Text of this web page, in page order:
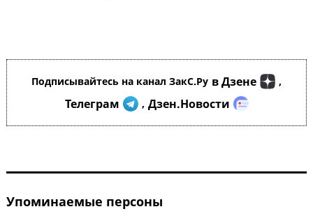
Подписывайтесь на канал ЗакС.Ру в Дзене ,
Телеграм , Дзен.Новости
Упоминаемые персоны